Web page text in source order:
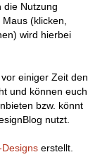
die Nutzung
(klicken,
wird hierbei
einiger Zeit den
und können euch
bzw. könnt
nutzt.
erstellt.